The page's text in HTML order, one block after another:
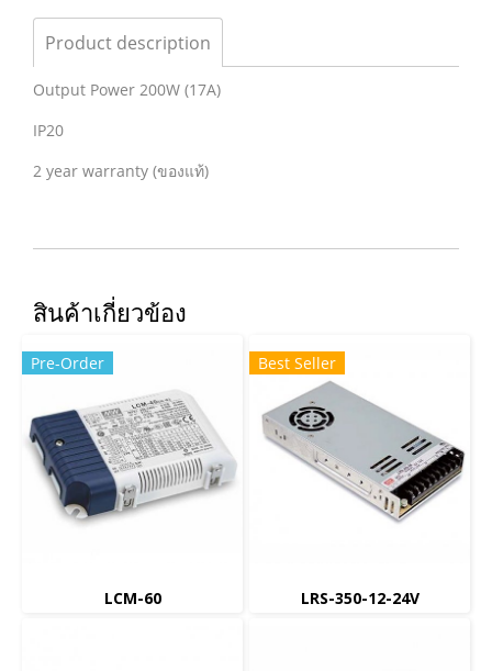
Product description
Output Power 200W (17A)
IP20
2 year warranty (ของแท้)
สินค้าเกี่ยวข้อง
Pre-Order
LCM-60
Best Seller
LRS-350-12-24V